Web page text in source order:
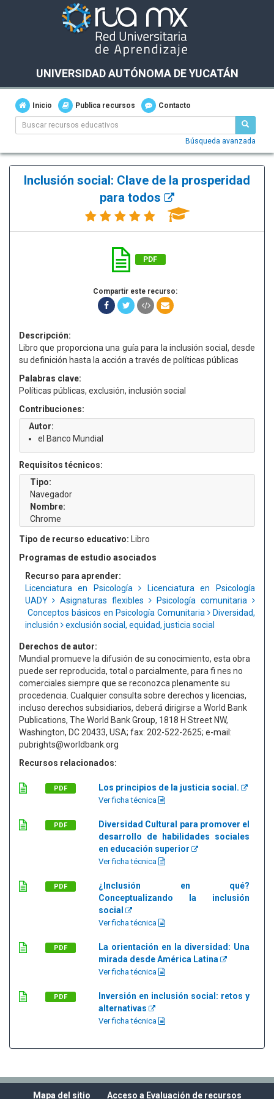
UNIVERSIDAD AUTÓNOMA DE YUCATÁN
Inicio Publica recursos Contacto
Búsqueda avanzada
Inclusión social: Clave de la prosperidad
para todos
PDF
Compartir este recurso:
Descripción:
Libro que proporciona una guía para la inclusión social, desde
su definición hasta la acción a través de políticas públicas
Palabras clave:
Políticas públicas, exclusión, inclusión social
Contribuciones:
Autor:
el Banco Mundial
Requisitos técnicos:
Tipo:
Navegador
Nombre:
Chrome
Tipo de recurso educativo: Libro
Programas de estudio asociados
Recurso para aprender:
Licenciatura en Psicología
Licenciatura en Psicología
UADY
Asignaturas flexibles
Psicología comunitaria
Conceptos básicos en Psicología Comunitaria
Diversidad,
inclusión
exclusión social, equidad, justicia social
Derechos de autor:
Mundial promueve la difusión de su conocimiento, esta obra
puede ser reproducida, total o parcialmente, para fi nes no
comerciales siempre que se reconozca plenamente su
procedencia. Cualquier consulta sobre derechos y licencias,
incluso derechos subsidiarios, deberá dirigirse a World Bank
Publications, The World Bank Group, 1818 H Street NW,
Washington, DC 20433, USA; fax: 202-522-2625; e-mail:
pubrights@worldbank.org
Recursos relacionados:
PDF Los principios de la justicia social.
Ver ficha técnica
PDF
Diversidad Cultural para promover el
desarrollo de habilidades sociales
en educación superior
Ver ficha técnica
PDF
¿Inclusión en qué?
Conceptualizando la inclusión
social
Ver ficha técnica
PDF
La orientación en la diversidad: Una
mirada desde América Latina
Ver ficha técnica
PDF
Inversión en inclusión social: retos y
alternativas
Ver ficha técnica
Mapa del sitio Acceso a Evaluación de recursos